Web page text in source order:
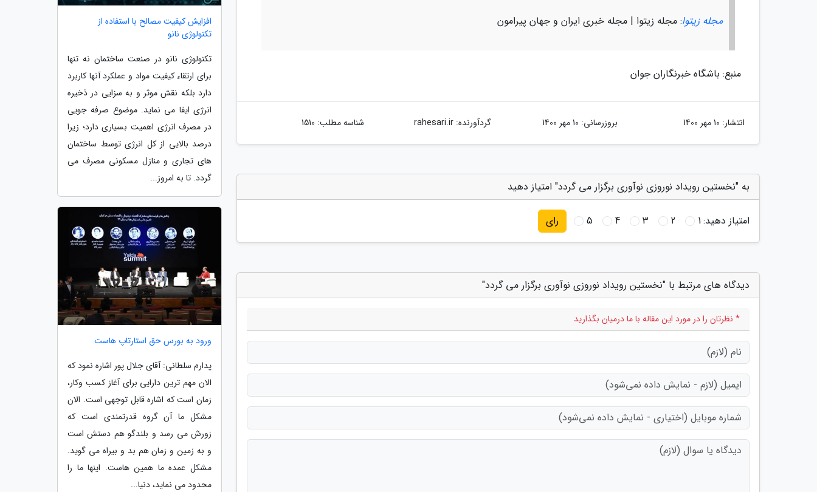
مجله زیتوا: مجله زیتوا | مجله خبری ایران و جهان پیرامون
منبع: باشگاه خبرنگاران جوان
انتشار: 10 مهر 1400 بروزرسانی: 10 مهر 1400 گردآورنده:rahesari.ir شناسه مطلب: 1510
به "نخستین رویداد نوروزی نوآوری برگزار می گردد" امتیاز دهید
امتیاز دهید:1
2
3
4
5 رای
دیدگاه های مرتبط با "نخستین رویداد نوروزی نوآوری برگزار می گردد"
* نظرتان را در مورد این مقاله با ما درمیان بگذارید
افزایش کیفیت مصالح با استفاده از
تکنولوژی نانو
تکنولوژی نانو در صنعت ساختمان نه تنها
برای ارتقاء کیفیت مواد و عملکرد آنها کاربرد
دارد بلکه نقش موثر و به سزایی در ذخیره
انرژی ایفا می نماید. موضوع صرفه جویی
در مصرف انرژی اهمیت بسیاری دارد؛ زیرا
درصد بالایی از کل انرژی توسط ساختمان
های تجاری و منازل مسکونی مصرف می
گردد. تا به امروز...
ورود به بورس حق استارتاپ هاست
پدارم سلطانی: آقای جلال پور اشاره نمود که
الان مهم ترین دارایی برای آغاز کسب وکار،
زمان است که اشاره قابل توجهی است. الان
مشکل ما آن گروه قدرتمندی است که
زورش می رسد و بلندگو هم دستش است
و به زمین و زمان هم بد و بیراه می گوید.
مشکل عمده ما همین هاست. اینها ما را
محدود می نماید، دنیا...